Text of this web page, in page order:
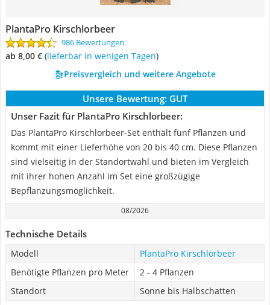
PlantaPro Kirschlorbeer
986 Bewertungen
ab 8,00 € ( Lieferbar in wenigen Tagen)
Preisvergleich und weitere Angebote
Unsere Bewertung: GUT
Unser Fazit für PlantaPro Kirschlorbeer:
Das PlantaPro Kirschlorbeer-Set enthält fünf Pflanzen und
kommt mit einer Lieferhöhe von 20 bis 40 cm. Diese Pflanzen
sind vielseitig in der Standortwahl und bieten im Vergleich
mit ihrer hohen Anzahl im Set eine großzügige
Bepflanzungsmöglichkeit.
08/2026
Technische Details
Modell
PlantaPro Kirschlorbeer
Benötigte Pflanzen pro Meter
2 - 4 Pflanzen
Standort
Sonne bis Halbschatten